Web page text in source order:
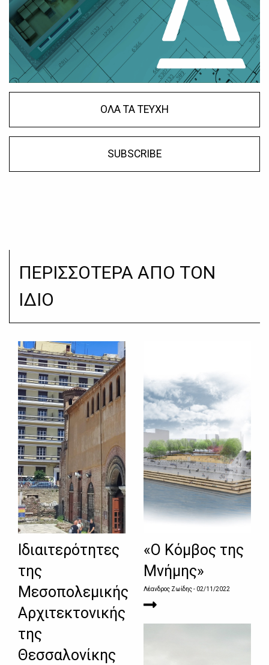
ΟΛΑ ΤΑ ΤΕΥΧΗ
SUBSCRIBE
ΠΕΡΙΣΣΟΤΕΡΑ ΑΠΟ ΤΟΝ
ΙΔΙΟ
Ιδιαιτερότητες
της
Μεσοπολεμικής
Αρχιτεκτονικής
της
Θεσσαλονίκης
«Ο Κόμβος της
Μνήμης»
Λέανδρος Ζωίδης- 02/11/2022